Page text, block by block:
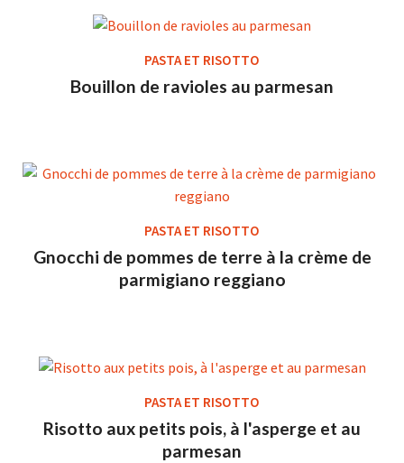
PASTA ET RISOTTO
Bouillon de ravioles au parmesan
PASTA ET RISOTTO
Gnocchi de pommes de terre à la crème de
parmigiano reggiano
PASTA ET RISOTTO
Risotto aux petits pois, à l'asperge et au
parmesan